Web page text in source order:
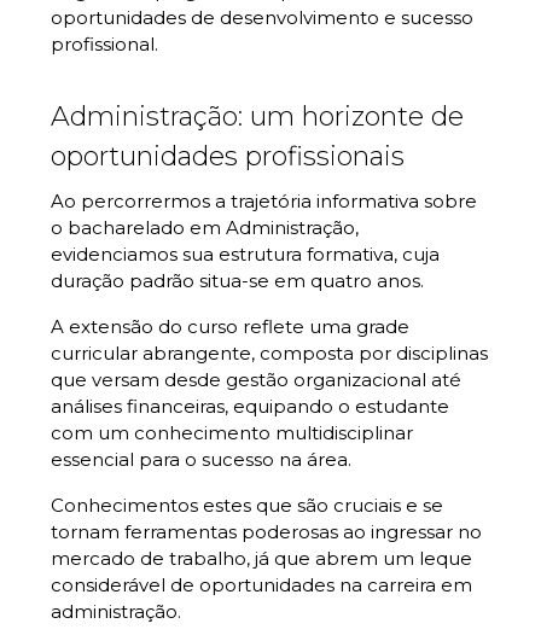
oportunidades de desenvolvimento e sucesso
profissional.
Administração: um horizonte de
oportunidades profissionais
Ao percorrermos a trajetória informativa sobre
o bacharelado em Administração,
evidenciamos sua estrutura formativa, cuja
duração padrão situa-se em quatro anos.
A extensão do curso reflete uma grade
curricular abrangente, composta por disciplinas
que versam desde gestão organizacional até
análises financeiras, equipando o estudante
com um conhecimento multidisciplinar
essencial para o sucesso na área.
Conhecimentos estes que são cruciais e se
tornam ferramentas poderosas ao ingressar no
mercado de trabalho, já que abrem um leque
considerável de oportunidades na carreira em
administração.